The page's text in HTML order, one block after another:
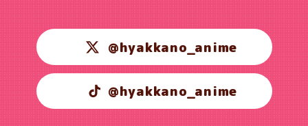
@hyakkano_anime
@hyakkano_anime